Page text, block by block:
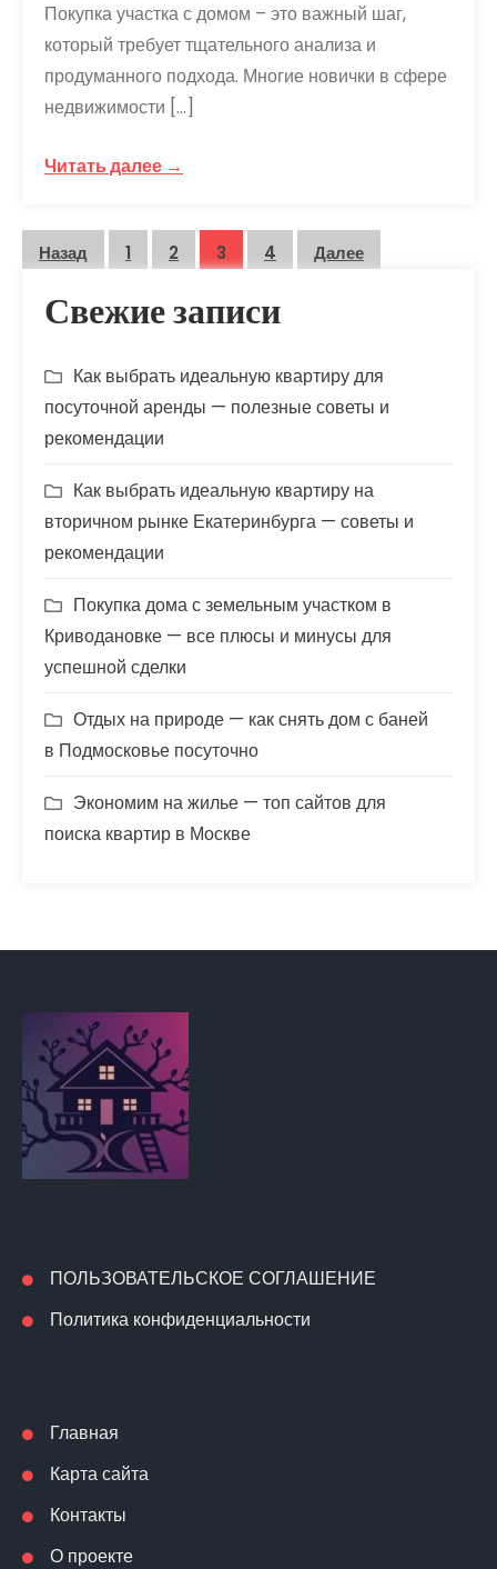
Покупка участка с домом – это важный шаг,
который требует тщательного анализа и
продуманного подхода. Многие новички в сфере
недвижимости […]
Читать далее →
Пагинация
записей
Назад 1 2 3 4 Далее
Свежие записи
Как выбрать идеальную квартиру для
посуточной аренды — полезные советы и
рекомендации
Как выбрать идеальную квартиру на
вторичном рынке Екатеринбурга — советы и
рекомендации
Покупка дома с земельным участком в
Криводановке — все плюсы и минусы для
успешной сделки
Отдых на природе — как снять дом с баней
в Подмосковье посуточно
Экономим на жилье — топ сайтов для
поиска квартир в Москве
ПОЛЬЗОВАТЕЛЬСКОЕ СОГЛАШЕНИЕ
Политика конфиденциальности
Главная
Карта сайта
Контакты
О проекте